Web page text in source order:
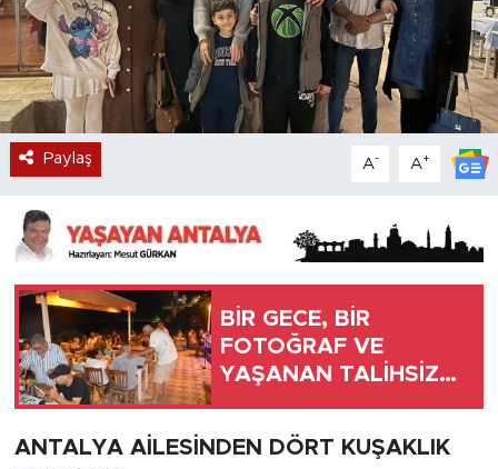
Paylaş A- A+
BİR GECE, BİR
FOTOĞRAF VE
YAŞANAN TALİHSİZ
ANTALYA AİLESİNDEN DÖRT KUŞAKLIK
Turizm